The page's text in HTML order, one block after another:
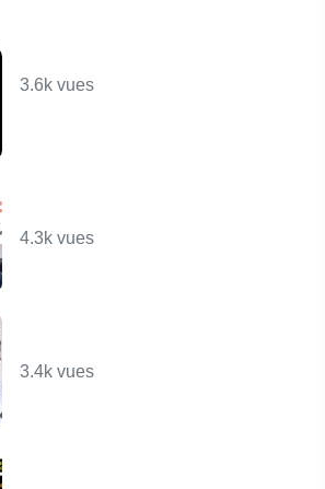
3.6k vues
4.3k vues
3.4k vues